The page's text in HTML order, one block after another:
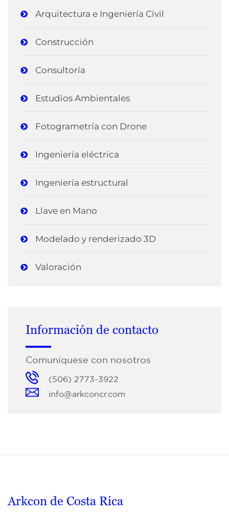
Arquitectura e Ingeniería Civil
Construcción
Consultoría
Estudios Ambientales
Fotogrametría con Drone
Ingeniería eléctrica
Ingeniería estructural
Llave en Mano
Modelado y renderizado 3D
Valoración
Información de contacto
Comuníquese con nosotros
(506) 2773-3922
info@arkconcr.com
Arkcon de Costa Rica